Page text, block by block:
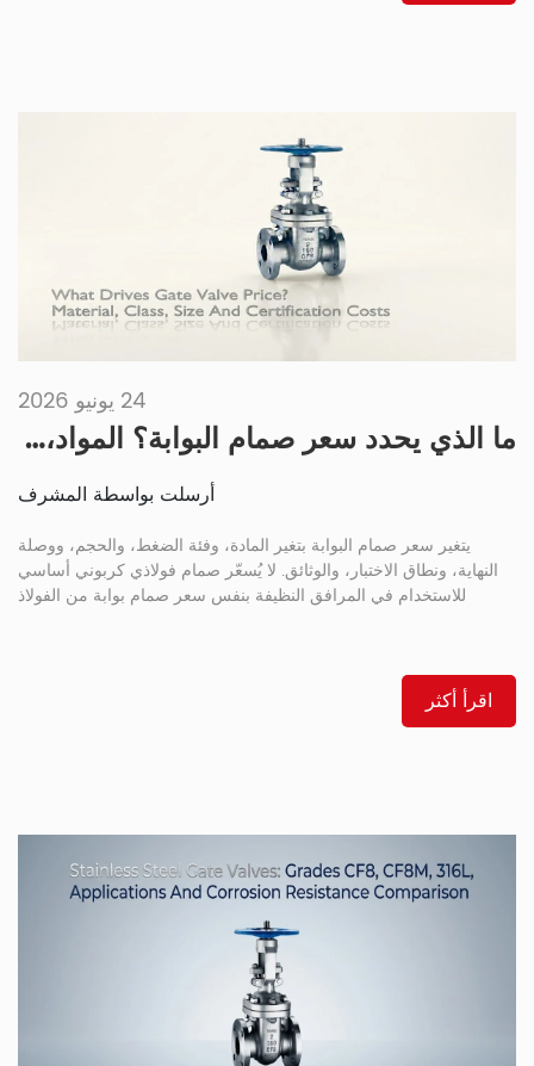
24 يونيو 2026
ما الذي يحدد سعر صمام البوابة؟ المواد، والفئة، والحجم، وتكاليف الشهادات
أرسلت بواسطة المشرف
يتغير سعر صمام البوابة بتغير المادة، وفئة الضغط، والحجم، ووصلة
النهاية، ونطاق الاختبار، والوثائق. لا يُسعّر صمام فولاذي كربوني أساسي
للاستخدام في المرافق النظيفة بنفس سعر صمام بوابة من الفولاذ
المصنوعة من الفولاذ المصبوب، يمكن للمشترين البدء بـ […]
اقرأ أكثر